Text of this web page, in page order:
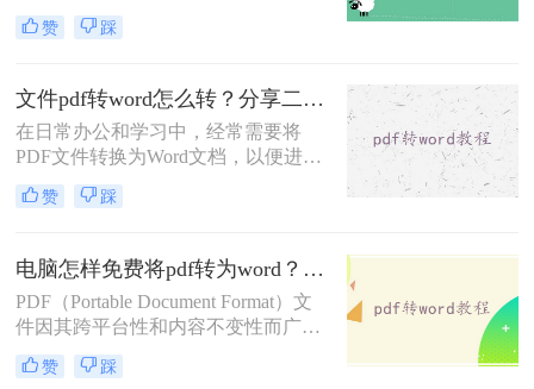
辑或修改。然而，PDF 格式的“只
读”特性使得直接编辑变得困难。那
介绍 PDF 转 Word 的常用方法，帮助
您高效完成转换。
赞 踩
文件pdf转word怎么转？分享二种高效转换方法！
在日常办公和学习中，经常需要将
PDF文件转换为Word文档，以便进行
编辑和修改。那么文件pdf转word怎么
转呢？本文将介绍两种实用的PDF转
务。
赞 踩
电脑怎样免费将pdf转为word？推荐2种好用方法！
PDF（Portable Document Format）文
件因其跨平台性和内容不变性而广泛
应用于各种场合。然而，有时我们需
要对PDF文件进行编辑或修改，这时
赞 踩